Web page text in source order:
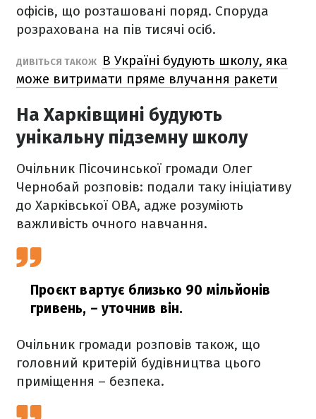
офісів, що розташовані поряд. Споруда
розрахована на пів тисячі осіб.
ДИВІТЬСЯ ТАКОЖ
В Україні будують школу, яка
може витримати пряме влучання ракети
На Харківщині будують
унікальну підземну школу
Очільник Пісочинської громади Олег
Чернобай розповів: подали таку ініціативу
до Харківської ОВА, адже розуміють
важливість очного навчання.
Проєкт вартує близько 90 мільйонів
гривень, – уточнив він.
Очільник громади розповів також, що
головний критерій будівництва цього
приміщення – безпека.